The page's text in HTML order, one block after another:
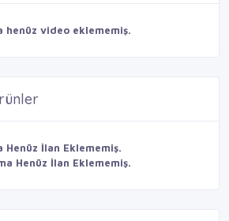
henüz video eklememiş.
Henüz İlan Eklememiş.
Henüz İlan Eklememiş.